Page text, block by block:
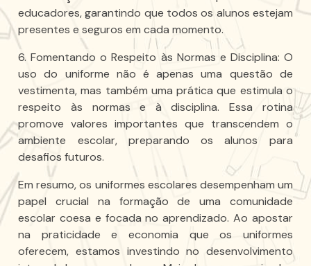
educadores, garantindo que todos os alunos estejam
presentes e seguros em cada momento.
6. Fomentando o Respeito às Normas e Disciplina: O
uso do uniforme não é apenas uma questão de
vestimenta, mas também uma prática que estimula o
respeito às normas e à disciplina. Essa rotina
promove valores importantes que transcendem o
ambiente escolar, preparando os alunos para
desafios futuros.
Em resumo, os uniformes escolares desempenham um
papel crucial na formação de uma comunidade
escolar coesa e focada no aprendizado. Ao apostar
na praticidade e economia que os uniformes
oferecem, estamos investindo no desenvolvimento